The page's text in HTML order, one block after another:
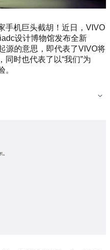
手机巨头截胡！近日，VIVO
设计博物馆发布全新
源的意思，即代表了VIVO将
时也代表了以“我们”为
。